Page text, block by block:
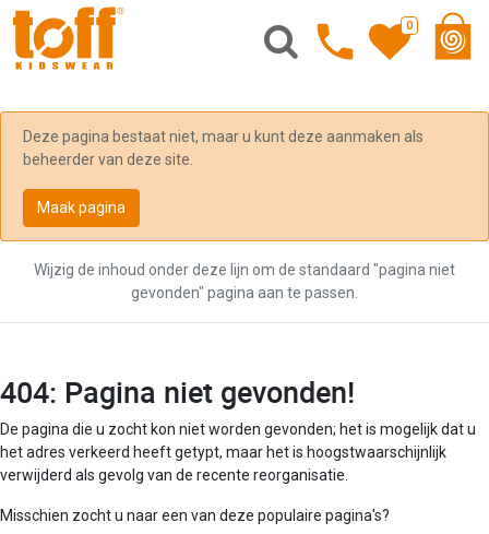
0
Deze pagina bestaat niet, maar u kunt deze aanmaken als
beheerder van deze site.
Maak pagina
Wijzig de inhoud onder deze lijn om de standaard "pagina niet
gevonden" pagina aan te passen.
404: Pagina niet gevonden!
De pagina die u zocht kon niet worden gevonden; het is mogelijk dat u
het adres verkeerd heeft getypt, maar het is hoogstwaarschijnlijk
verwijderd als gevolg van de recente reorganisatie.
Misschien zocht u naar een van deze populaire pagina's?